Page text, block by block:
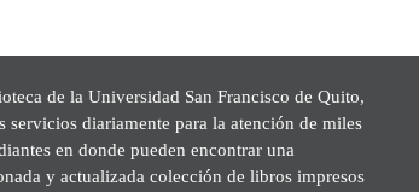
de la Universidad San Francisco de Quito,
servicios diariamente para la atención de miles
en donde pueden encontrar una
y actualizada colección de libros impresos